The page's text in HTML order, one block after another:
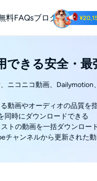
料
無料でYouTube動画をダウ
FAQsブログ
できる安全・
、ニコニコ動画、
動画やオーディオの品質を
同時にダウンロードできる
ストの動画を一括ダウンロー
チャンネルから更新された